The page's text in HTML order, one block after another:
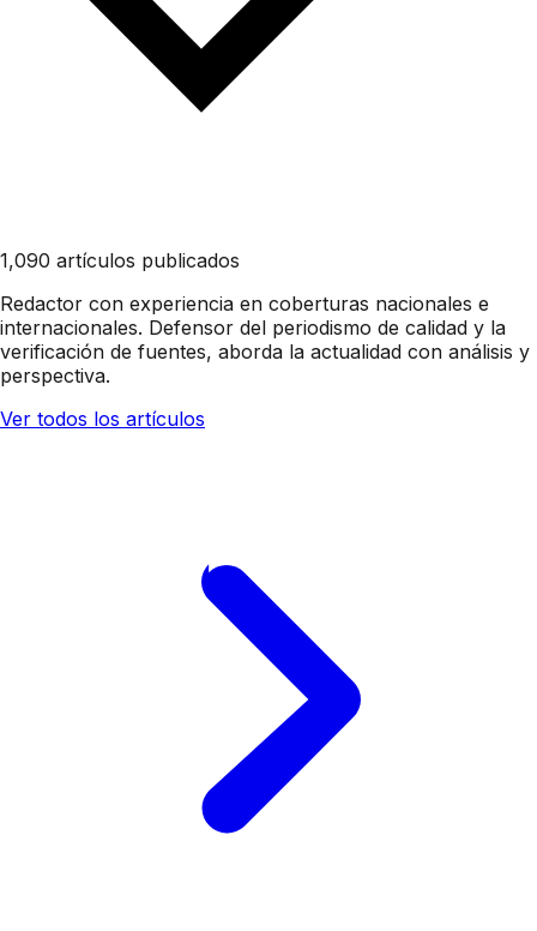
1,090 artículos publicados
Redactor con experiencia en coberturas nacionales e
internacionales. Defensor del periodismo de calidad y la
verificación de fuentes, aborda la actualidad con análisis y
perspectiva.
Ver todos los artículos